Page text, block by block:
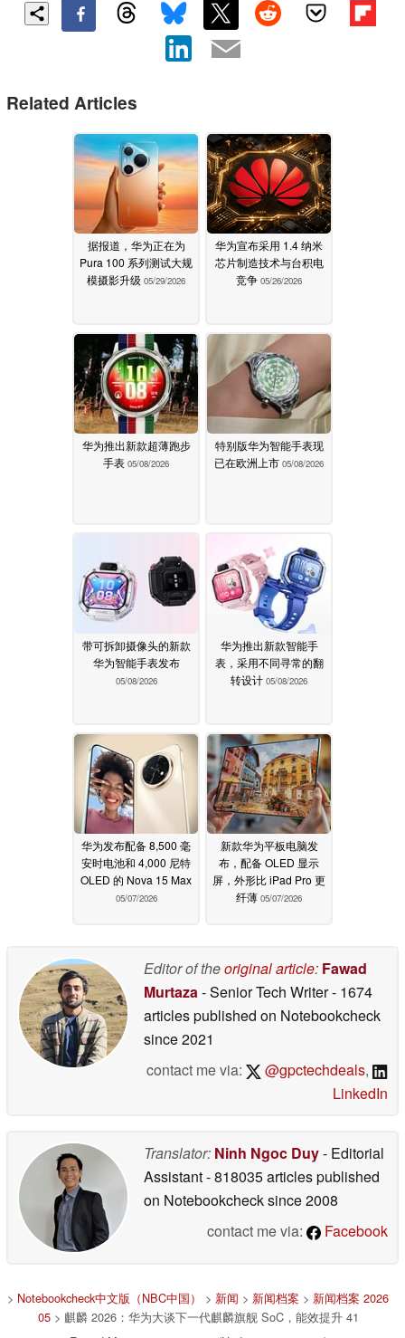
Related Articles
据报道，华为正在为
Pura 100 系列测试大规
模摄影升级 05/29/2026
华为宣布采用 1.4 纳米
芯片制造技术与台积电
竞争 05/26/2026
华为推出新款超薄跑步
手表 05/08/2026
特别版华为智能手表现
已在欧洲上市 05/08/2026
带可拆卸摄像头的新款
华为智能手表发布
05/08/2026
华为推出新款智能手
表，采用不同寻常的翻
转设计 05/08/2026
华为发布配备 8,500 毫
安时电池和 4,000 尼特
OLED 的 Nova 15 Max
05/07/2026
新款华为平板电脑发
布，配备 OLED 显示
屏，外形比 iPad Pro 更
纤薄 05/07/2026
Editor of theoriginal article: Fawad
Murtaza- Senior Tech Writer- 1674
articles published on Notebookcheck
since 2021
contact me via:
@gpctechdeals,
LinkedIn
Translator: Ninh Ngoc Duy- Editorial
Assistant- 818035 articles published
on Notebookchecksince 2008
contact me via:
Facebook
> Notebookcheck中文版（NBC中国） > 新闻 > 新闻档案 > 新闻档案 2026
05> 麒麟 2026：华为大谈下一代麒麟旗舰 SoC，能效提升 41